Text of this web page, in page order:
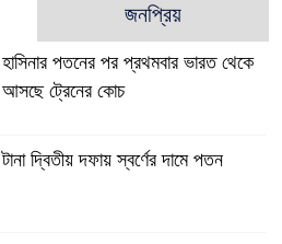
জনপ্রিয়
হাসিনার পতনের পর প্রথমবার ভারত থেকে
আসছে ট্রেনের কোচ
টানা দ্বিতীয় দফায় স্বর্ণের দামে পতন